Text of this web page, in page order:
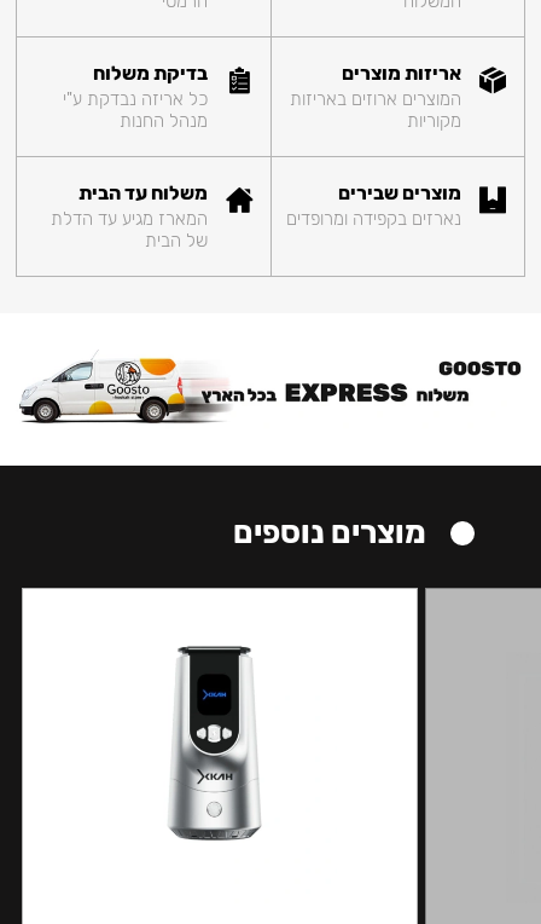
אריזות מוצרים
המוצרים ארוזים באריזות
מקוריות
בדיקת משלוח
כל אריזה נבדקת ע"י
מנהל החנות
מוצרים שבירים
נארזים בקפידה ומרופדים
משלוח עד הבית
המארז מגיע עד הדלת
של הבית
מוצרים נוספים